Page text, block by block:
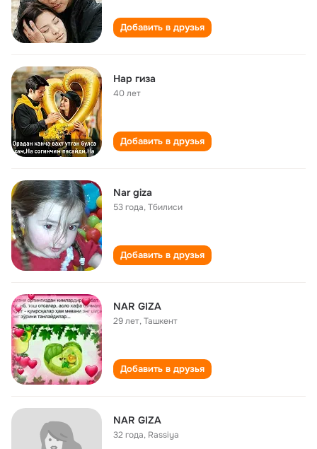
Добавить в друзья
Нар гиза
40 лет
Добавить в друзья
Nar giza
53 года,Тбилиси
Добавить в друзья
NAR GIZA
29 лет,Ташкент
Добавить в друзья
NAR GIZA
32 года, Rassiya